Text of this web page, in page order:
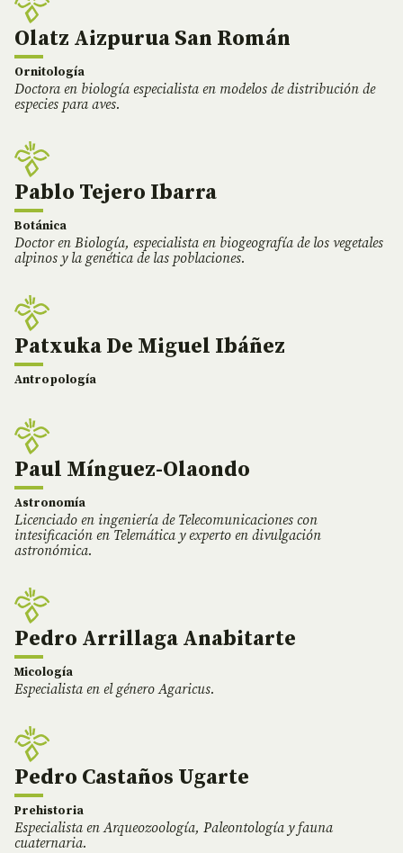
Olatz Aizpurua San Román
Ornitología
Doctora en biología especialista en modelos de distribución de
especies para aves.
Pablo Tejero Ibarra
Botánica
Doctor en Biología, especialista en biogeografía de los vegetales
alpinos y la genética de las poblaciones.
Patxuka De Miguel Ibáñez
Antropología
Paul Mínguez-Olaondo
Astronomía
Licenciado en ingeniería de Telecomunicaciones con
intesificación en Telemática y experto en divulgación
astronómica.
Pedro Arrillaga Anabitarte
Micología
Especialista en el género Agaricus.
Pedro Castaños Ugarte
Prehistoria
Especialista en Arqueozoología, Paleontología y fauna
cuaternaria.